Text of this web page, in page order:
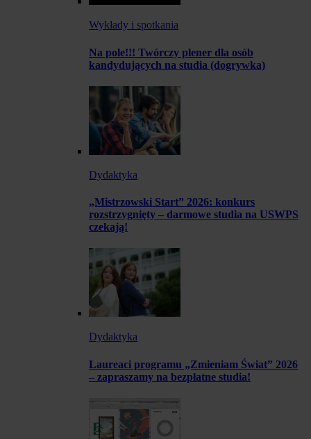
Wykłady i spotkania
Na pole!!! Twórczy plener dla osób
kandydujących na studia (dogrywka)
Dydaktyka
„Mistrzowski Start” 2026: konkurs
rozstrzygnięty – darmowe studia na USWPS
czekają!
Dydaktyka
Laureaci programu „Zmieniam Świat” 2026
– zapraszamy na bezpłatne studia!